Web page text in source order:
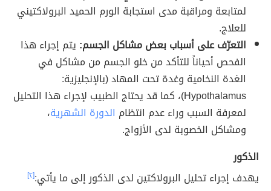
لمتابعة ومراقبة مدى استجابة الورم الحميد البرولاكتيني
للعلاج.
التعرّف على أسباب بعض مشاكل الجسم: يتم إجراء هذا
الفحص أحياناً للتأكد من خلو الجسم من مشاكل في
الغدة النخامية وغدة تحت المهاد (بالإنجليزية:
Hypothalamus)، كما قد يحتاج الطبيب لإجراء هذا التحليل
لمعرفة السبب وراء عدم انتظام الدورة الشهرية،
ومشاكل الخصوبة لدى الأزواج.
الذكور
يهدف إجراء تحليل البرولاكتين لدى الذكور إلى ما يأتي:[٢]